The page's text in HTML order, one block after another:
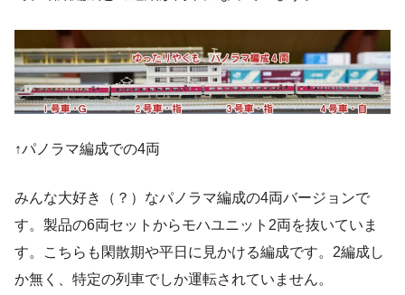
↑パノラマ編成での4両
みんな大好き（？）なパノラマ編成の4両バージョンで
す。製品の6両セットからモハユニット2両を抜いていま
す。こちらも閑散期や平日に見かける編成です。2編成し
か無く、特定の列車でしか運転されていません。